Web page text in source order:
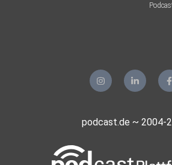
podcast.de ~ 2004-